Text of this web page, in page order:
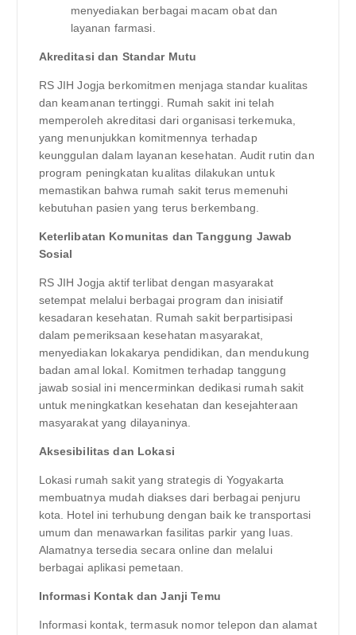
menyediakan berbagai macam obat dan
layanan farmasi.
Akreditasi dan Standar Mutu
RS JIH Jogja berkomitmen menjaga standar kualitas
dan keamanan tertinggi. Rumah sakit ini telah
memperoleh akreditasi dari organisasi terkemuka,
yang menunjukkan komitmennya terhadap
keunggulan dalam layanan kesehatan. Audit rutin dan
program peningkatan kualitas dilakukan untuk
memastikan bahwa rumah sakit terus memenuhi
kebutuhan pasien yang terus berkembang.
Keterlibatan Komunitas dan Tanggung Jawab
Sosial
RS JIH Jogja aktif terlibat dengan masyarakat
setempat melalui berbagai program dan inisiatif
kesadaran kesehatan. Rumah sakit berpartisipasi
dalam pemeriksaan kesehatan masyarakat,
menyediakan lokakarya pendidikan, dan mendukung
badan amal lokal. Komitmen terhadap tanggung
jawab sosial ini mencerminkan dedikasi rumah sakit
untuk meningkatkan kesehatan dan kesejahteraan
masyarakat yang dilayaninya.
Aksesibilitas dan Lokasi
Lokasi rumah sakit yang strategis di Yogyakarta
membuatnya mudah diakses dari berbagai penjuru
kota. Hotel ini terhubung dengan baik ke transportasi
umum dan menawarkan fasilitas parkir yang luas.
Alamatnya tersedia secara online dan melalui
berbagai aplikasi pemetaan.
Informasi Kontak dan Janji Temu
Informasi kontak, termasuk nomor telepon dan alamat